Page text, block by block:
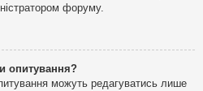
форуму.
опитування?
можуть редагуватись лише